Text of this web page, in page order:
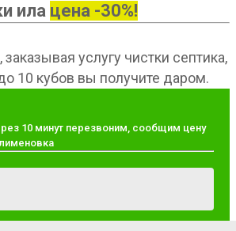
ила цена -30%!
услугу чистки септика,
10 кубов вы получите даром.
10 минут перезвоним, сообщим цену